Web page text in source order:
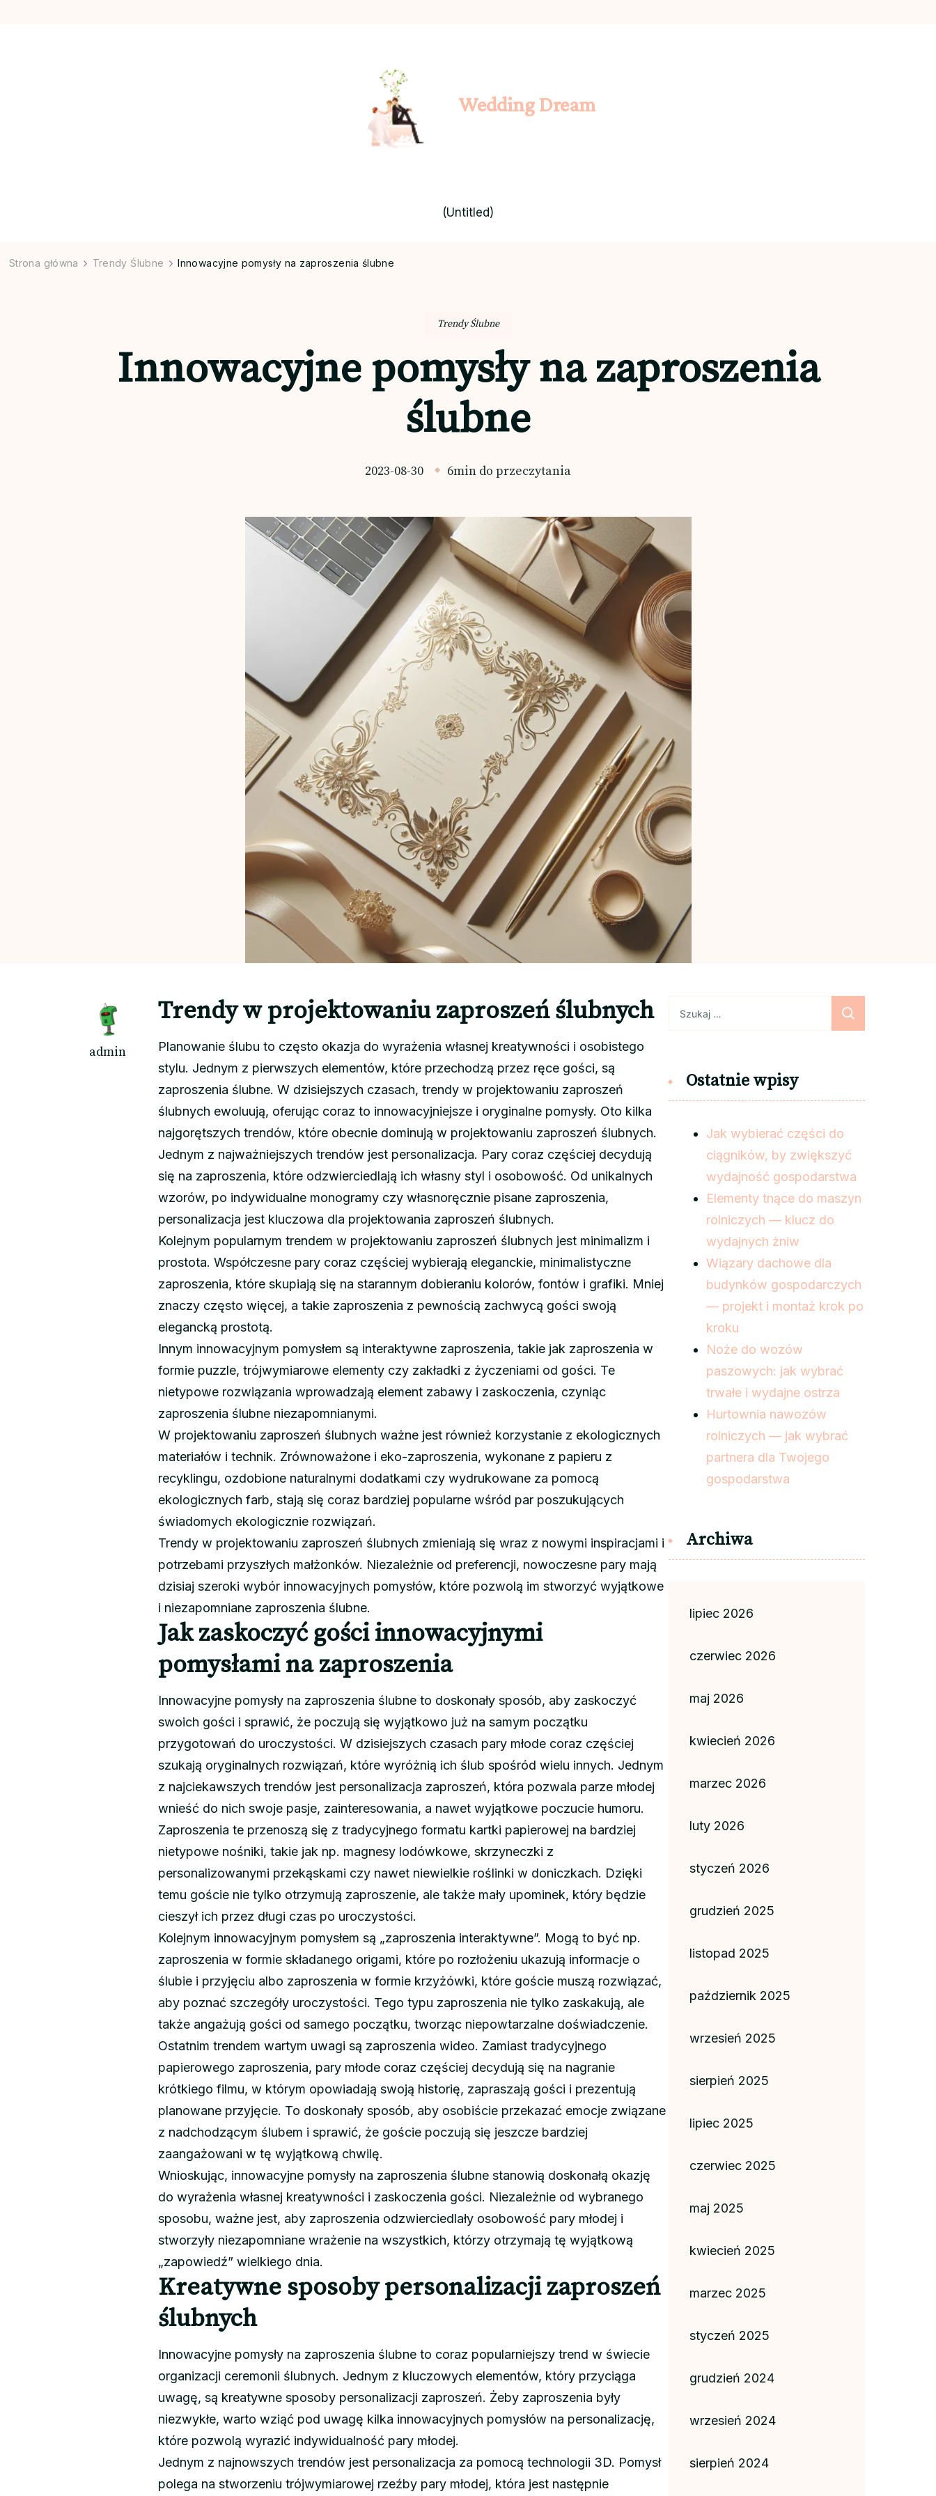
Wedding Dream
(Untitled)
Strona główna Trendy Ślubne Innowacyjne pomysły na zaproszenia ślubne
Trendy Ślubne
Innowacyjne pomysły na zaproszenia
ślubne
2023-08-30 6min do przeczytania
admin
Trendy w projektowaniu zaproszeń ślubnych
Planowanie ślubu to często okazja do wyrażenia własnej kreatywności i osobistego
stylu. Jednym z pierwszych elementów, które przechodzą przez ręce gości, są
zaproszenia ślubne. W dzisiejszych czasach, trendy w projektowaniu zaproszeń
ślubnych ewoluują, oferując coraz to innowacyjniejsze i oryginalne pomysły. Oto kilka
najgorętszych trendów, które obecnie dominują w projektowaniu zaproszeń ślubnych.
Jednym z najważniejszych trendów jest personalizacja. Pary coraz częściej decydują
się na zaproszenia, które odzwierciedlają ich własny styl i osobowość. Od unikalnych
wzorów, po indywidualne monogramy czy własnoręcznie pisane zaproszenia,
personalizacja jest kluczowa dla projektowania zaproszeń ślubnych.
Kolejnym popularnym trendem w projektowaniu zaproszeń ślubnych jest minimalizm i
prostota. Współczesne pary coraz częściej wybierają eleganckie, minimalistyczne
zaproszenia, które skupiają się na starannym dobieraniu kolorów, fontów i grafiki. Mniej
znaczy często więcej, a takie zaproszenia z pewnością zachwycą gości swoją
elegancką prostotą.
Innym innowacyjnym pomysłem są interaktywne zaproszenia, takie jak zaproszenia w
formie puzzle, trójwymiarowe elementy czy zakładki z życzeniami od gości. Te
nietypowe rozwiązania wprowadzają element zabawy i zaskoczenia, czyniąc
zaproszenia ślubne niezapomnianymi.
W projektowaniu zaproszeń ślubnych ważne jest również korzystanie z ekologicznych
materiałów i technik. Zrównoważone i eko-zaproszenia, wykonane z papieru z
recyklingu, ozdobione naturalnymi dodatkami czy wydrukowane za pomocą
ekologicznych farb, stają się coraz bardziej popularne wśród par poszukujących
świadomych ekologicznie rozwiązań.
Trendy w projektowaniu zaproszeń ślubnych zmieniają się wraz z nowymi inspiracjami i
potrzebami przyszłych małżonków. Niezależnie od preferencji, nowoczesne pary mają
dzisiaj szeroki wybór innowacyjnych pomysłów, które pozwolą im stworzyć wyjątkowe
i niezapomniane zaproszenia ślubne.
Jak zaskoczyć gości innowacyjnymi
pomysłami na zaproszenia
Innowacyjne pomysły na zaproszenia ślubne to doskonały sposób, aby zaskoczyć
swoich gości i sprawić, że poczują się wyjątkowo już na samym początku
przygotowań do uroczystości. W dzisiejszych czasach pary młode coraz częściej
szukają oryginalnych rozwiązań, które wyróżnią ich ślub spośród wielu innych. Jednym
z najciekawszych trendów jest personalizacja zaproszeń, która pozwala parze młodej
wnieść do nich swoje pasje, zainteresowania, a nawet wyjątkowe poczucie humoru.
Zaproszenia te przenoszą się z tradycyjnego formatu kartki papierowej na bardziej
nietypowe nośniki, takie jak np. magnesy lodówkowe, skrzyneczki z
personalizowanymi przekąskami czy nawet niewielkie roślinki w doniczkach. Dzięki
temu goście nie tylko otrzymują zaproszenie, ale także mały upominek, który będzie
cieszył ich przez długi czas po uroczystości.
Kolejnym innowacyjnym pomysłem są „zaproszenia interaktywne”. Mogą to być np.
zaproszenia w formie składanego origami, które po rozłożeniu ukazują informacje o
ślubie i przyjęciu albo zaproszenia w formie krzyżówki, które goście muszą rozwiązać,
aby poznać szczegóły uroczystości. Tego typu zaproszenia nie tylko zaskakują, ale
także angażują gości od samego początku, tworząc niepowtarzalne doświadczenie.
Ostatnim trendem wartym uwagi są zaproszenia wideo. Zamiast tradycyjnego
papierowego zaproszenia, pary młode coraz częściej decydują się na nagranie
krótkiego filmu, w którym opowiadają swoją historię, zapraszają gości i prezentują
planowane przyjęcie. To doskonały sposób, aby osobiście przekazać emocje związane
z nadchodzącym ślubem i sprawić, że goście poczują się jeszcze bardziej
zaangażowani w tę wyjątkową chwilę.
Wnioskując, innowacyjne pomysły na zaproszenia ślubne stanowią doskonałą okazję
do wyrażenia własnej kreatywności i zaskoczenia gości. Niezależnie od wybranego
sposobu, ważne jest, aby zaproszenia odzwierciedlały osobowość pary młodej i
stworzyły niezapomniane wrażenie na wszystkich, którzy otrzymają tę wyjątkową
„zapowiedź” wielkiego dnia.
Kreatywne sposoby personalizacji zaproszeń
ślubnych
Innowacyjne pomysły na zaproszenia ślubne to coraz popularniejszy trend w świecie
organizacji ceremonii ślubnych. Jednym z kluczowych elementów, który przyciąga
uwagę, są kreatywne sposoby personalizacji zaproszeń. Żeby zaproszenia były
niezwykłe, warto wziąć pod uwagę kilka innowacyjnych pomysłów na personalizację,
które pozwolą wyrazić indywidualność pary młodej.
Jednym z najnowszych trendów jest personalizacja za pomocą technologii 3D. Pomysł
polega na stworzeniu trójwymiarowej rzeźby pary młodej, która jest następnie
Ostatnie wpisy
Jak wybierać części do
ciągników, by zwiększyć
wydajność gospodarstwa
Elementy tnące do maszyn
rolniczych — klucz do
wydajnych żniw
Wiązary dachowe dla
budynków gospodarczych
— projekt i montaż krok po
kroku
Noże do wozów
paszowych: jak wybrać
trwałe i wydajne ostrza
Hurtownia nawozów
rolniczych — jak wybrać
partnera dla Twojego
gospodarstwa
Archiwa
lipiec 2026
czerwiec 2026
maj 2026
kwiecień 2026
marzec 2026
luty 2026
styczeń 2026
grudzień 2025
listopad 2025
październik 2025
wrzesień 2025
sierpień 2025
lipiec 2025
czerwiec 2025
maj 2025
kwiecień 2025
marzec 2025
styczeń 2025
grudzień 2024
wrzesień 2024
sierpień 2024